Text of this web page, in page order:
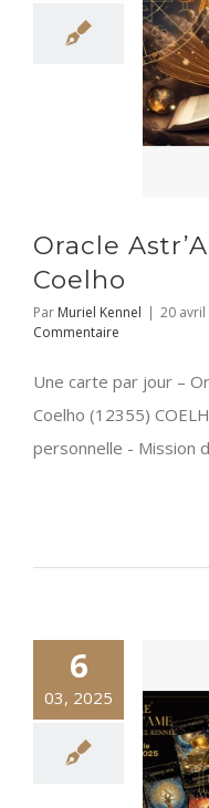
Oracle
Coelho
Par Muriel Kennel | 20 avril
Commentaire
Une carte par jour –
Coelho (12355)
personnelle - Mission
6
03, 2025